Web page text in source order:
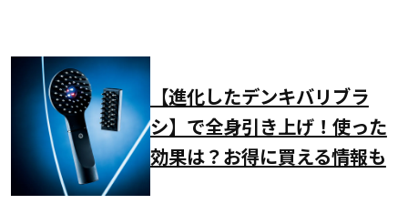
【進化したデンキバリブラ
シ】で全身引き上げ！使った
効果は？お得に買える情報も